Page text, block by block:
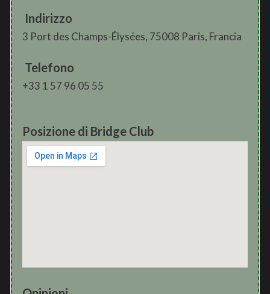
Indirizzo
3 Port des Champs-Élysées, 75008 Paris, Francia
Telefono
+33 1 57 96 05 55
Posizione di Bridge Club